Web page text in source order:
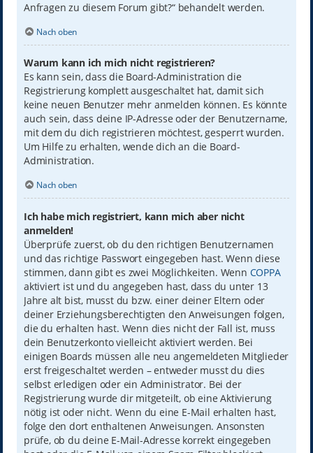
Anfragen zu diesem Forum gibt?“ behandelt werden.
Nach oben
Warum kann ich mich nicht registrieren?
Es kann sein, dass die Board-Administration die
Registrierung komplett ausgeschaltet hat, damit sich
keine neuen Benutzer mehr anmelden können. Es könnte
auch sein, dass deine IP-Adresse oder der Benutzername,
mit dem du dich registrieren möchtest, gesperrt wurden.
Um Hilfe zu erhalten, wende dich an die Board-
Administration.
Nach oben
Ich habe mich registriert, kann mich aber nicht
anmelden!
Überprüfe zuerst, ob du den richtigen Benutzernamen
und das richtige Passwort eingegeben hast. Wenn diese
stimmen, dann gibt es zwei Möglichkeiten. Wenn COPPA
aktiviert ist und du angegeben hast, dass du unter 13
Jahre alt bist, musst du bzw. einer deiner Eltern oder
deiner Erziehungsberechtigten den Anweisungen folgen,
die du erhalten hast. Wenn dies nicht der Fall ist, muss
dein Benutzerkonto vielleicht aktiviert werden. Bei
einigen Boards müssen alle neu angemeldeten Mitglieder
erst freigeschaltet werden – entweder musst du dies
selbst erledigen oder ein Administrator. Bei der
Registrierung wurde dir mitgeteilt, ob eine Aktivierung
nötig ist oder nicht. Wenn du eine E-Mail erhalten hast,
folge den dort enthaltenen Anweisungen. Ansonsten
prüfe, ob du deine E-Mail-Adresse korrekt eingegeben